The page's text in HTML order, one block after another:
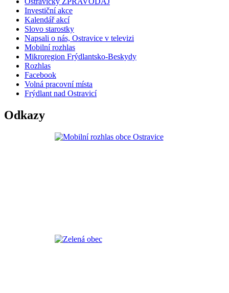
Investiční akce
Kalendář akcí
Slovo starostky
Napsali o nás, Ostravice v televizi
Mobilní rozhlas
Mikroregion Frýdlantsko-Beskydy
Rozhlas
Facebook
Volná pracovní místa
Frýdlant nad Ostravicí
Odkazy